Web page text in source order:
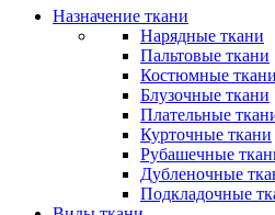
Назначение ткани
Нарядные ткани
Пальтовые ткани
Костюмные ткани
Блузочные ткани
Плательные
Курточные ткани
Рубашечные
Дубленочные
Подкладочные